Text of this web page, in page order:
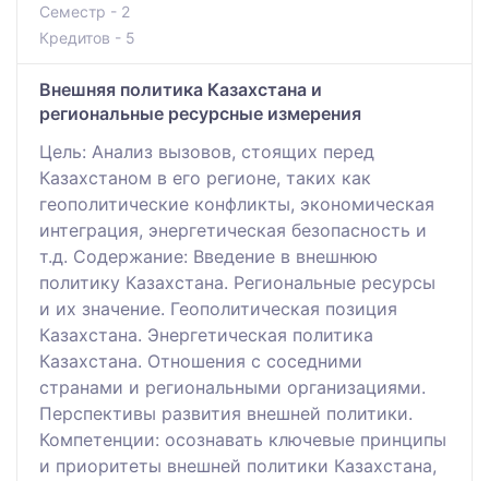
Семестр - 2
Кредитов - 5
Внешняя политика Казахстана и
региональные ресурсные измерения
Цель: Анализ вызовов, стоящих перед
Казахстаном в его регионе, таких как
геополитические конфликты, экономическая
интеграция, энергетическая безопасность и
т.д. Содержание: Введение в внешнюю
политику Казахстана. Региональные ресурсы
и их значение. Геополитическая позиция
Казахстана. Энергетическая политика
Казахстана. Отношения с соседними
странами и региональными организациями.
Перспективы развития внешней политики.
Компетенции: осознавать ключевые принципы
и приоритеты внешней политики Казахстана,